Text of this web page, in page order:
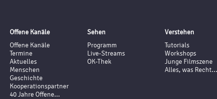
Offene Kanäle
Offene Kanäle
Termine
Aktuelles
Menschen
Geschichte
Kooperationspartner
40 Jahre Offene...
Sehen
Programm
Live-Streams
OK-Thek
Verstehen
Tutorials
Workshops
Junge Filmszene
Alles, was Recht...